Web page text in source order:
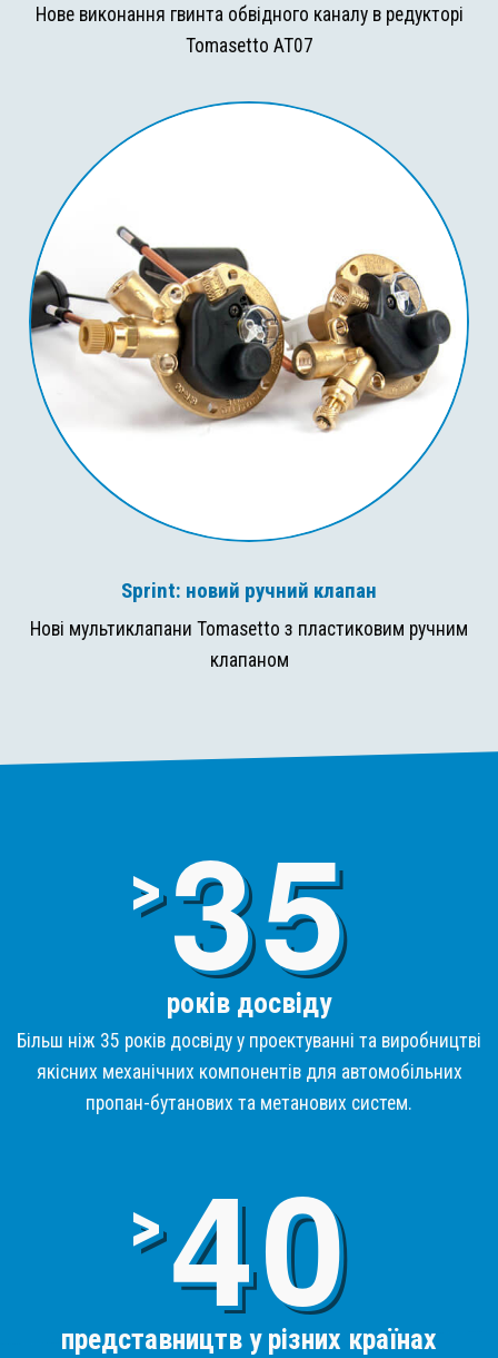
Нове виконання гвинта обвідного каналу в редукторі
Tomasetto AT07
Sprint: новий ручний клапан
Нові мультиклапани Tomasetto з пластиковим ручним
клапаном
>3
років досвіду
Більш ніж 35 років досвіду у проектуванні та виробництві
якісних механічних компонентів для автомобільних
пропан-бутанових та метанових систем.
>4
представництв у різних країнах